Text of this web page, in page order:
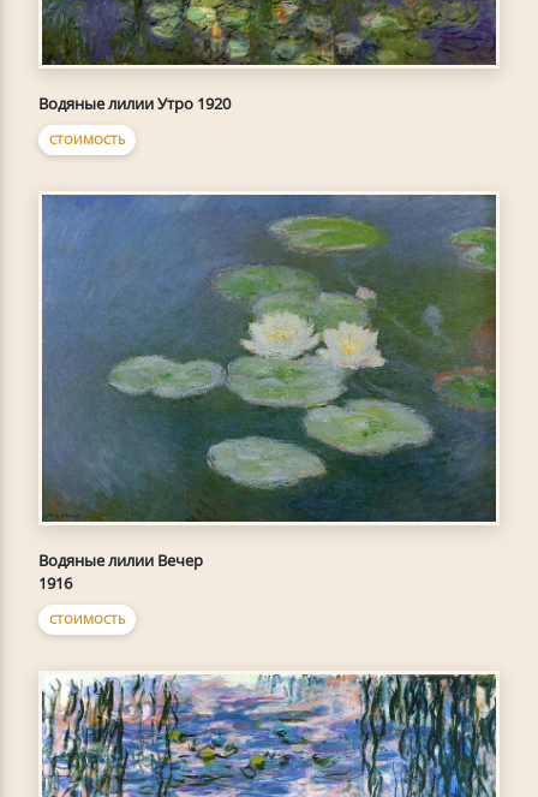
Водяные лилии Утро 1920
СТОИМОСТЬ
Водяные лилии Вечер
1916
СТОИМОСТЬ